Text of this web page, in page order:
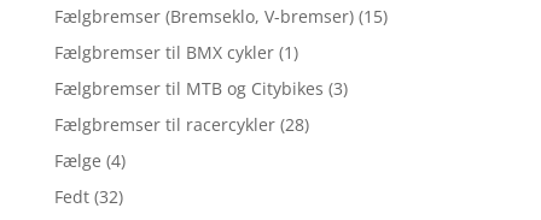
Fælgbremser (Bremseklo, V-bremser) (15)
Fælgbremser til BMX cykler (1)
Fælgbremser til MTB og Citybikes (3)
Fælgbremser til racercykler (28)
Fælge (4)
Fedt (32)